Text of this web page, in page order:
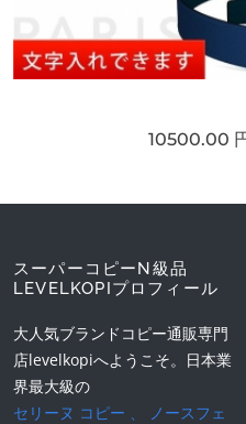
10500.00
スーパーコピーN級品
LEVELKOPIプロフィール
大人気ブランドコピー通販専門
店levelkopiへようこそ。日本業
界最大級の
セリーヌ コピー 、
ノースフェ